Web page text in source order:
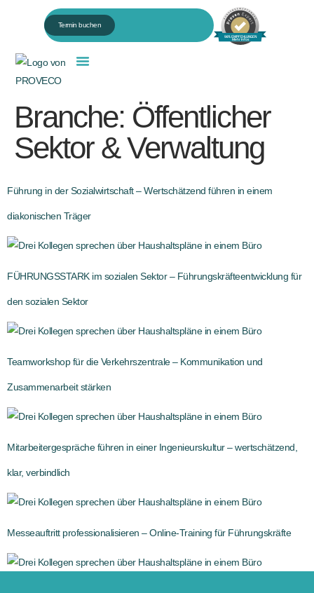
98% EMPFEHLUNGEN
Mehr Infos
Termin buchen
Branche: Öffentlicher
Sektor & Verwaltung
Führung in der Sozialwirtschaft – Wertschätzend führen in einem
diakonischen Träger
FÜHRUNGSSTARK im sozialen Sektor – Führungskräfteentwicklung für
den sozialen Sektor
Teamworkshop für die Verkehrszentrale – Kommunikation und
Zusammenarbeit stärken
Mitarbeitergespräche führen in einer Ingenieurskultur – wertschätzend,
klar, verbindlich
Messeauftritt professionalisieren – Online-Training für Führungskräfte